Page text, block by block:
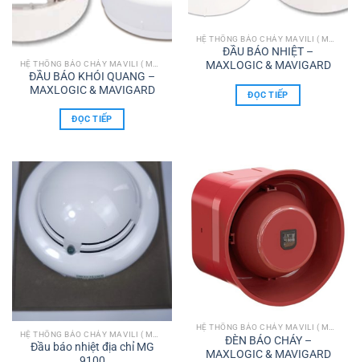
ĐẦU BÁO KHÓI QUANG –
MAXLOGIC & MAVIGARD
ĐỌC TIẾP
ĐẦU BÁO NHIỆT –
MAXLOGIC & MAVIGARD
ĐỌC TIẾP
Đầu báo nhiệt địa chỉ MG
HỆ THỐNG BÁO CHÁY MAVILI ( MAXLOGIC & MAVIGARD)
ĐÈN BÁO CHÁY –
MAXLOGIC & MAVIGARD